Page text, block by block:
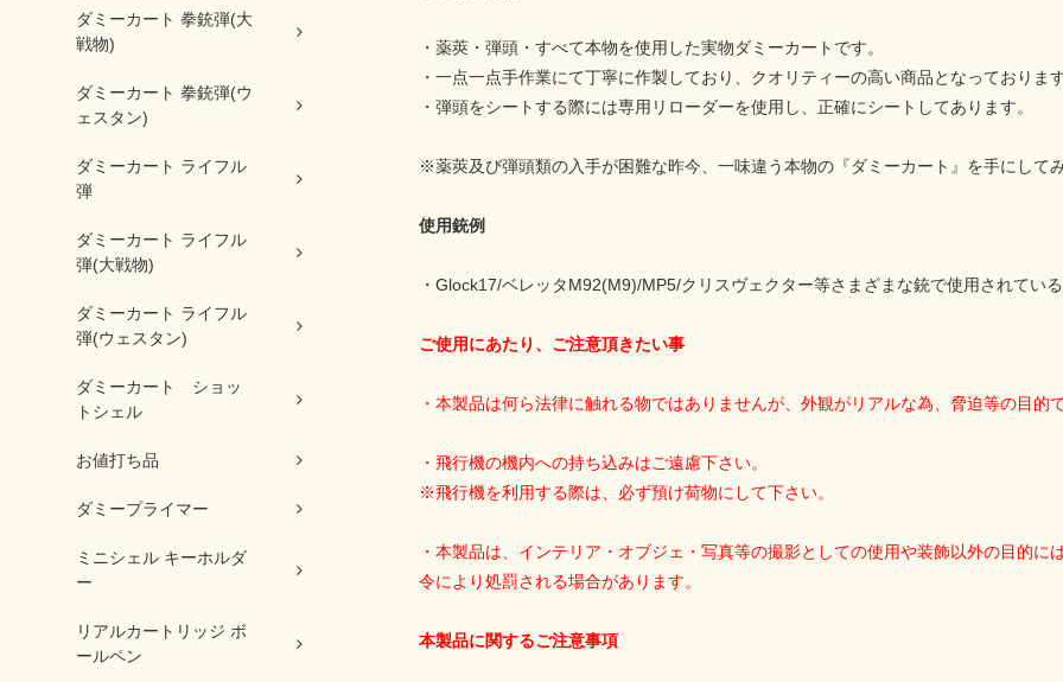
ダミーカート 拳銃弾(大
戦物)
ダミーカート 拳銃弾(ウ
ェスタン)
ダミーカート ライフル
弾
ダミーカート ライフル
弾(大戦物)
ダミーカート ライフル
弾(ウェスタン)
ダミーカート ショッ
トシェル
お値打ち品
ダミープライマー
ミニシェル キーホルダ
ー
リアルカートリッジ ボ
ールペン
・薬莢・弾頭・すべて本物を使用した実物ダミーカートです。
・一点一点手作業にて丁寧に作製しており、クオリティーの高い商品となっておりま
・弾頭をシートする際には専用リローダーを使用し、正確にシートしてあります。
※薬莢及び弾頭類の入手が困難な昨今、一味違う本物の『ダミーカート』を手にして
使用銃例
・Glock17/ベレッタM92(M9)/MP5/クリスヴェクター等さまざまな銃で使用されてい
ご使用にあたり、ご注意頂きたい事
・本製品は何ら法律に触れる物ではありませんが、外観がリアルな為、脅迫等の目的
・飛行機の機内への持ち込みはご遠慮下さい。
※飛行機を利用する際は、必ず預け荷物にして下さい。
・本製品は、インテリア・オブジェ・写真等の撮影としての使用や装飾以外の目的
令により処罰される場合があります。
本製品に関するご注意事項